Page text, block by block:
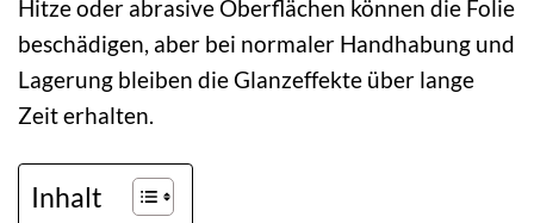
Hitze oder abrasive Oberflächen können die Folie
beschädigen, aber bei normaler Handhabung und
Lagerung bleiben die Glanzeffekte über lange
Zeit erhalten.
Inhalt